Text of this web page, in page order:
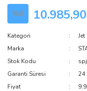
%8
Kategori
Marka
Stok Kodu
Garanti Süresi
24
Fiyat